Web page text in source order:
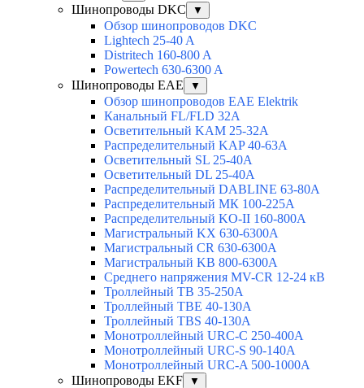
Шинопроводы DKC ▼
Обзор шинопроводов DKC
Lightech 25-40 A
Distritech 160-800 A
Powertech 630-6300 A
Шинопроводы EAE
▼
Обзор шинопроводов EAE Elektrik
Канальный FL/FLD 32A
Осветительный KAM 25-32А
Распределительный KAP 40-63A
Осветительный SL 25-40А
Осветительный DL 25-40А
Распределительный DABLINE 63-80A
Распределительный МК 100-225А
Распределительный KO-II 160-800А
Магистральный KX 630-6300А
Магистральный CR 630-6300А
Магистральный KB 800-6300А
Среднего напряжения MV-CR 12-24 кВ
Троллейный TB 35-250A
Троллейный TBE 40-130A
Троллейный TBS 40-130A
Монотроллейный URC-C 250-400A
Монотроллейный URC-S 90-140A
Монотроллейный URC-A 500-1000A
Шинопроводы EKF
▼